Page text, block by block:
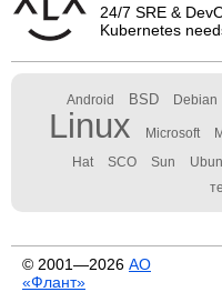
24/7 SRE &
Kubernetes
Android BSD Debian
Linux Microsoft
Hat SCO Sun
© 2001—2026 АО
«Флант»